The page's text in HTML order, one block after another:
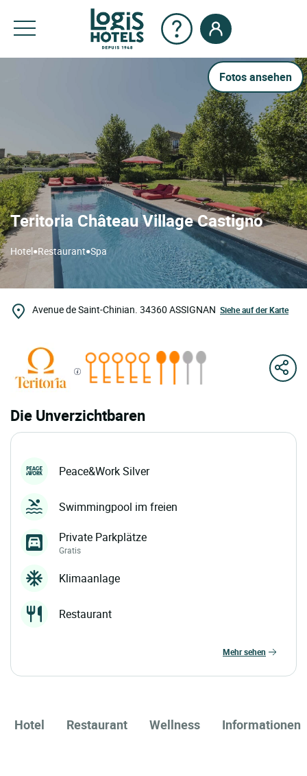
Fotos ansehen
Teritoria Château Village Castigno
Hotel•Restaurant•Spa
Avenue de Saint-Chinian. 34360 ASSIGNAN Siehe auf der Karte
Die Unverzichtbaren
Peace&Work Silver
Swimmingpool im freien
Private Parkplätze
Gratis
Klimaanlage
Restaurant
mehr sehen
Hotel Restaurant Wellness Informationen